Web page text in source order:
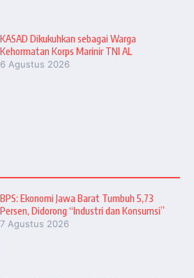
KASAD Dikukuhkan sebagai Warga
Kehormatan Korps Marinir TNI AL
6 Agustus 2026
BPS: Ekonomi Jawa Barat Tumbuh 5,73
Persen, Didorong “Industri dan Konsumsi”
7 Agustus 2026